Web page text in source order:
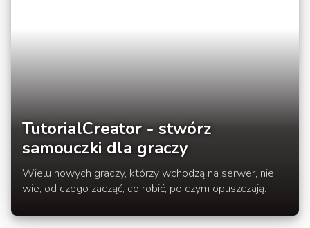
TutorialCreator - stwórz
samouczki dla graczy
Wielu nowych graczy, którzy wchodzą na serwer, nie
wie, od czego zacząć, co robić, po czym opuszczają